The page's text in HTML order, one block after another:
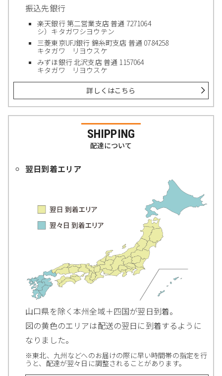
振込先銀行
楽天銀行 第二営業支店 普通 7271064
シ）キタガワシヨウテン
三菱東京UFJ銀行 錦糸町支店 普通 0784258
キタガワ リヨウスケ
みずほ銀行 北沢支店 普通 1157064
キタガワ リヨウスケ
詳しくはこちら
SHIPPING
配達について
翌日到着エリア
山口県を除く本州全域＋四国が翌日到着。
図の黄色のエリアは配送の翌日に到着するように
なりました。
※東北、九州などへのお届けの際に早い時間帯の指定を行
うと、配達が翌々日に調整されることがあります。